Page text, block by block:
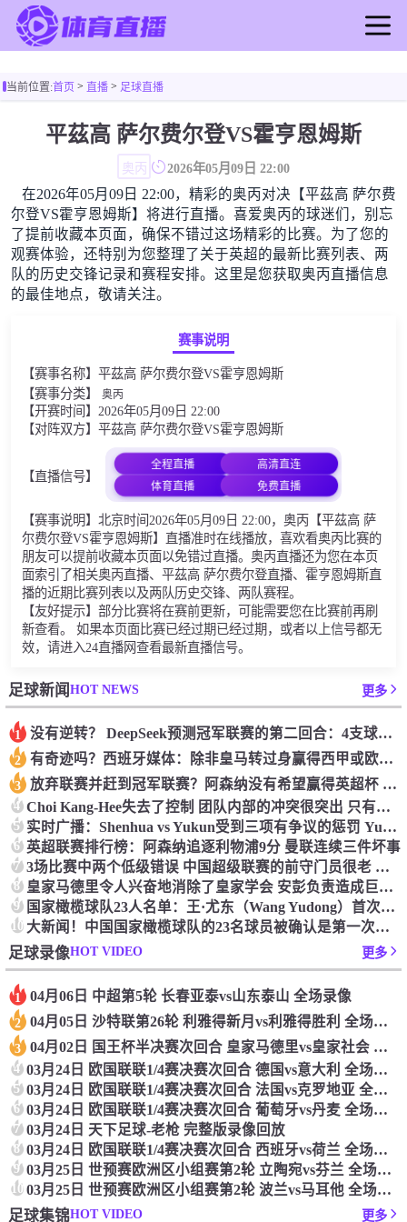
足球直播
足球录像
足球新闻
篮球新闻
当前位置:首页> 直播> 足球直播
平茲高 萨尔费尔登VS霍亨恩姆斯
奥丙 2026年05月09日 22:00
在2026年05月09日 22:00，精彩的奥丙对决【平茲高 萨尔费
尔登VS霍亨恩姆斯】将进行直播。喜爱奥丙的球迷们，别忘
了提前收藏本页面，确保不错过这场精彩的比赛。为了您的
观赛体验，还特别为您整理了关于英超的最新比赛列表、两
队的历史交锋记录和赛程安排。这里是您获取奥丙直播信息
的最佳地点，敬请关注。
赛事说明
【赛事名称】平茲高 萨尔费尔登VS霍亨恩姆斯
【赛事分类】 奥丙
【开赛时间】2026年05月09日 22:00
【对阵双方】平茲高 萨尔费尔登VS霍亨恩姆斯
【直播信号】
全程直播 高清直连
体育直播 免费直播
【赛事说明】北京时间2026年05月09日 22:00，奥丙【平茲高 萨
尔费尔登VS霍亨恩姆斯】直播准时在线播放，喜欢看奥丙比赛的
朋友可以提前收藏本页面以免错过直播。奥丙直播还为您在本页
面索引了相关奥丙直播、平茲高 萨尔费尔登直播、霍亨恩姆斯直
播的近期比赛列表以及两队历史交锋、两队赛程。
【友好提示】部分比赛将在赛前更新，可能需要您在比赛前再刷
新查看。 如果本页面比赛已经过期已经过期，或者以上信号都无
效，请进入24直播网查看最新直播信号。
足球新闻HOT NEWS 更多
1 没有逆转？ DeepSeek预测冠军联赛的第二回合：4支球队在第一回合中获胜 枪手输了
2 有奇迹吗？西班牙媒体：除非皇马转过身赢得西甲或欧洲冠军
3 放弃联赛并赶到冠军联赛？阿森纳没有希望赢得英超杯 赢得欧洲冠军的可能性
4 Choi Kang-Hee失去了控制 团队内部的冲突很突出 只有一个人可以从水火中拯救崔孔
5 实时广播：Shenhua vs Yukun受到三项有争议的惩罚 Yukun将向中国足球联合会提出投诉
6 英超联赛排行榜：阿森纳追逐利物浦9分 曼联连续三件坏事
7 3场比赛中两个低级错误 中国超级联赛的前守门员很老 是时候让位了 最好的继任者出现
8 皇家马德里令人兴奋地消除了皇家学会 安彭负责造成巨大的灾难！
9 国家橄榄球队23人名单：王·尤东（Wang Yudong）首次被选为第11名 塞吉尼奥（Serginho）在名单上
10 大新闻！中国国家橄榄球队的23名球员被确认是第一次进入阵容
足球录像HOT VIDEO 更多
1 04月06日 中超第5轮 长春亚泰vs山东泰山 全场录像
2 04月05日 沙特联第26轮 利雅得新月vs利雅得胜利 全场录像
3 04月02日 国王杯半决赛次回合 皇家马德里vs皇家社会 全场录像
4 03月24日 欧国联联1/4赛决赛次回合 德国vs意大利 全场录像回放
5 03月24日 欧国联联1/4赛决赛次回合 法国vs克罗地亚 全场录像回放
6 03月24日 欧国联联1/4赛决赛次回合 葡萄牙vs丹麦 全场录像回放
7 03月24日 天下足球-老枪 完整版录像回放
8 03月24日 欧国联联1/4赛决赛次回合 西班牙vs荷兰 全场录像回放
9 03月25日 世预赛欧洲区小组赛第2轮 立陶宛vs芬兰 全场录像回放
10 03月25日 世预赛欧洲区小组赛第2轮 波兰vs马耳他 全场录像回放
足球集锦HOT VIDEO 更多